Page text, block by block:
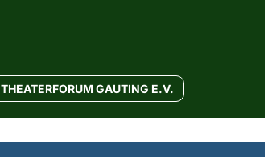
THEATERFORUM GAUTING E.V.